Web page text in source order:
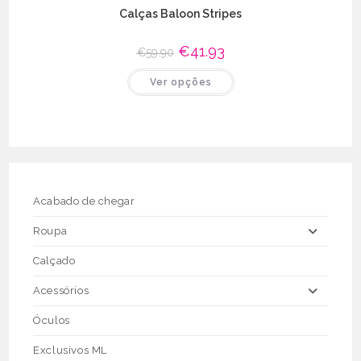
Calças Baloon Stripes
€59.90 O
preço
original
era:
€59.90.
€41.93O
preço
atual
€41.93.
Ver opções
product
Acabado de chegar
Roupa
Calçado
Acessórios
Óculos
Exclusivos ML